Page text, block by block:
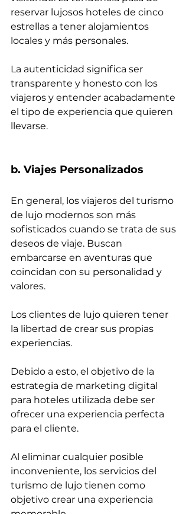
reservar lujosos hoteles de cinco
estrellas a tener alojamientos
locales y más personales.
La autenticidad significa ser
transparente y honesto con los
viajeros y entender acabadamente
el tipo de experiencia que quieren
llevarse.
b. Viajes Personalizados
En general, los viajeros del turismo
de lujo modernos son más
sofisticados cuando se trata de sus
deseos de viaje. Buscan
embarcarse en aventuras que
coincidan con su personalidad y
valores.
Los clientes de lujo quieren tener
la libertad de crear sus propias
experiencias.
Debido a esto, el objetivo de la
estrategia de marketing digital
para hoteles utilizada debe ser
ofrecer una experiencia perfecta
para el cliente.
Al eliminar cualquier posible
inconveniente, los servicios del
turismo de lujo tienen como
objetivo crear una experiencia